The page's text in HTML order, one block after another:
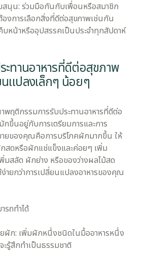
สนุน: ร่วมมือกันกับเพื่อนหรือสมาชิก
งการเลือกสิ่งที่ดีต่อสุขภาพเช่นกัน
บหน้าหรืออุปสรรคเป็นประจำทุกสัปดาห์
ะทานอาหารที่ดีต่อสุขภาพ
แปลงเล็กๆ น้อยๆ
ฤติกรรมการรับประทานอาหารที่ดีต่อ
กขึ้นอยู่กับการเตรียมการและการ
ายของคุณคือการบริโภคผักมากขึ้น ให้
สดหรือผักแช่แข็งและค่อยๆ เพิ่ม
มสลัด ผักย่าง หรือของว่างผลไม้สด
ง่ายกว่าการเปลี่ยนแปลงอาหารของคุณ
ถทำได้
ผัก: เพิ่มผักหนึ่งชนิดในมื้ออาหารหนึ่ง
รู้สึกทำเป็นธรรมชาติ